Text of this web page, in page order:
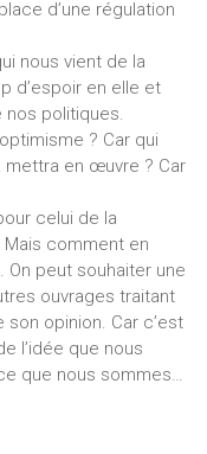
d’une régulation
nous vient de la
d’espoir en elle et
nos politiques.
? Car qui
mettra en œuvre ? Car
celui de la
comment en
On peut souhaiter une
ouvrages traitant
opinion. Car c’est
l’idée que nous
que nous sommes…